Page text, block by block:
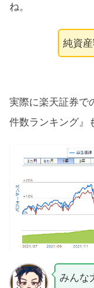
ね。
純資
実際に楽天証券で
件数ランキング』
みんな